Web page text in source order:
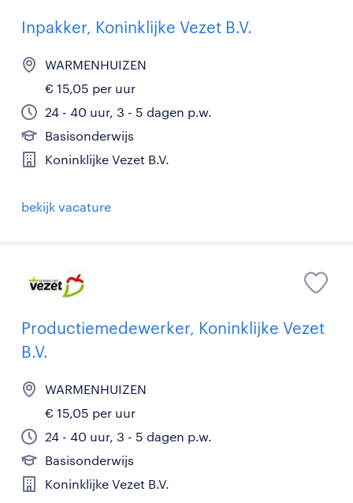
Inpakker, Koninklijke Vezet B.V.
WARMENHUIZEN
€ 15,05 per uur
24 - 40 uur, 3 - 5 dagen p.w.
Basisonderwijs
Koninklijke Vezet B.V.
bekijk vacature
Productiemedewerker, Koninklijke Vezet
B.V.
WARMENHUIZEN
€ 15,05 per uur
24 - 40 uur, 3 - 5 dagen p.w.
Basisonderwijs
Koninklijke Vezet B.V.